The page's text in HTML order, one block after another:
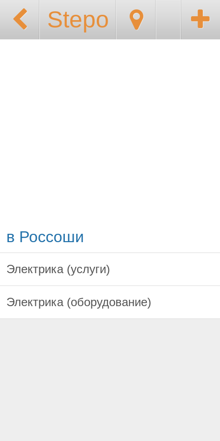
Stepo
в Россоши
Электрика (услуги)
Электрика (оборудование)